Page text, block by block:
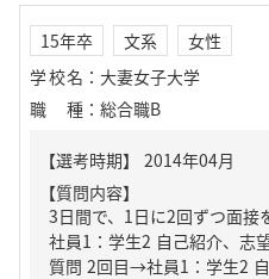
15年卒 文系
女性
学校名 ： 大妻女子大学
職種 ： 総合職B
【質問内容】
3日間で、1日に2回ずつ面接をや
社員1：学生2 自己紹介、志望動機、ESの内容をかなり深く
質